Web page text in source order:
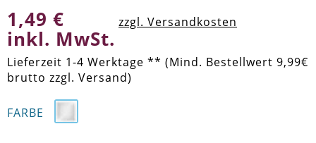
1,49 €
inkl. MwSt.
zzgl. Versandkosten
Lieferzeit 1-4 Werktage ** (Mind. Bestellwert 9,99€
brutto zzgl. Versand)
FARBE